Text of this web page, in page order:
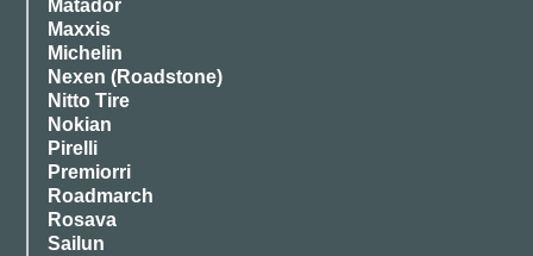
Matador
Maxxis
Michelin
Nexen (Roadstone)
Nitto Tire
Nokian
Pirelli
Premiorri
Roadmarch
Rosava
Sailun